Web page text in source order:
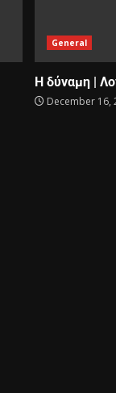
General
Η δύναμη |
December 16,